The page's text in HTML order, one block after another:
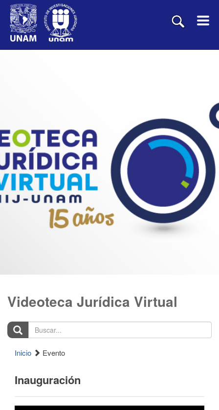
Videoteca Jurídica Virtual
Buscar...
Inicio Evento
Inauguración